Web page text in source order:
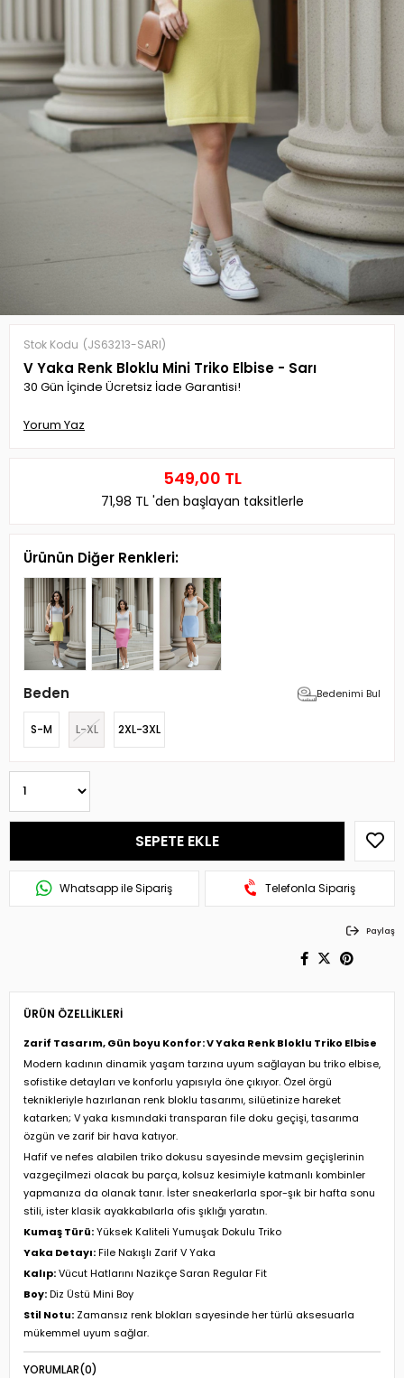
Stok Kodu (JS63213-SARI)
V Yaka Renk Bloklu Mini Triko Elbise - Sarı
30 Gün İçinde Ücretsiz İade Garantisi!
Yorum Yaz
549,00 TL
71,98 TL 'den başlayan taksitlerle
Ürünün Diğer Renkleri:
Beden Bedenimi Bul
S-M L-XL 2XL-3XL
Whatsapp ile Sipariş Telefonla Sipariş
Paylaş
ÜRÜN ÖZELLIKLERI
Zarif Tasarım, Gün boyu Konfor: V Yaka Renk Bloklu Triko Elbise
Modern kadının dinamik yaşam tarzına uyum sağlayan bu triko elbise,
sofistike detayları ve konforlu yapısıyla öne çıkıyor. Özel örgü
teknikleriyle hazırlanan renk bloklu tasarımı, silüetinize hareket
katarken; V yaka kısmındaki transparan file doku geçişi, tasarıma
özgün ve zarif bir hava katıyor.
Hafif ve nefes alabilen triko dokusu sayesinde mevsim geçişlerinin
vazgeçilmezi olacak bu parça, kolsuz kesimiyle katmanlı kombinler
yapmanıza da olanak tanır. İster sneakerlarla spor-şık bir hafta sonu
stili, ister klasik ayakkabılarla ofis şıklığı yaratın.
Kumaş Türü:Yüksek Kaliteli Yumuşak Dokulu Triko
Yaka Detayı:File Nakışlı Zarif V Yaka
Kalıp:Vücut Hatlarını Nazikçe Saran Regular Fit
Boy:Diz Üstü Mini Boy
Stil Notu: Zamansız renk blokları sayesinde her türlü aksesuarla
mükemmel uyum sağlar.
YORUMLAR(0)